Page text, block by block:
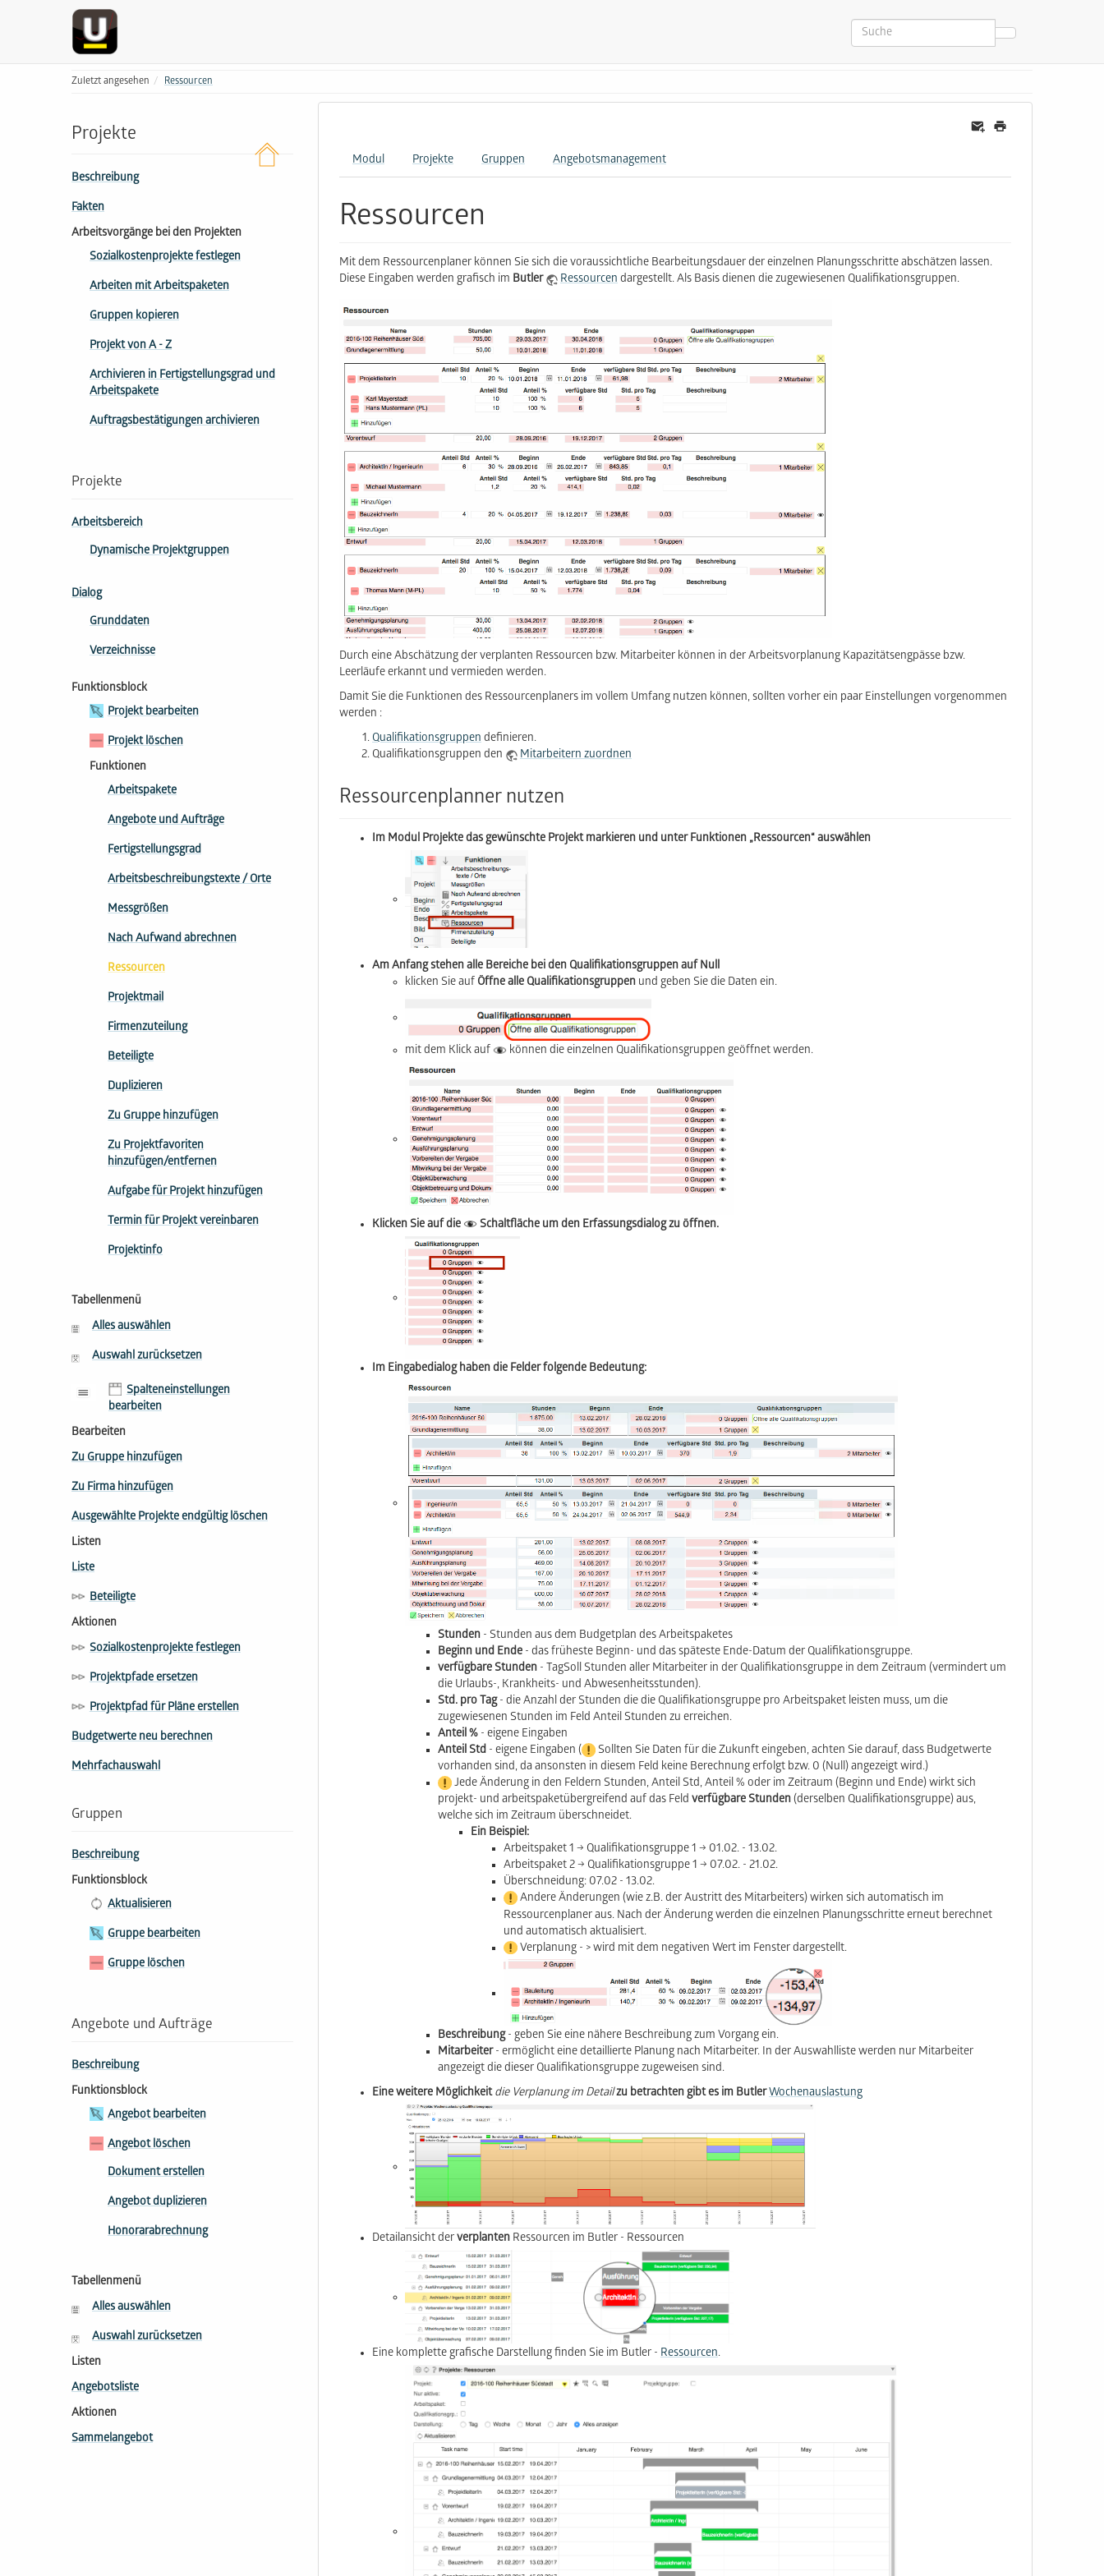
Zuletzt angesehen Ressourcen
Projekte
Beschreibung
Fakten
Arbeitsvorgänge bei den Projekten
Sozialkostenprojekte festlegen
Arbeiten mit Arbeitspaketen
Gruppen kopieren
Projekt von A - Z
Archivieren in Fertigstellungsgrad und
Arbeitspakete
Auftragsbestätigungen archivieren
Projekte
Arbeitsbereich
Dynamische Projektgruppen
Dialog
Grunddaten
Verzeichnisse
Funktionsblock
Projekt bearbeiten
Projekt löschen
Funktionen
Arbeitspakete
Angebote und Aufträge
Fertigstellungsgrad
Arbeitsbeschreibungs​texte / Orte
Messgrößen
Nach Aufwand abrechnen
Ressourcen
Projektmail
Firmenzuteilung
Beteiligte
Duplizieren
Zu Gruppe hinzufügen
Zu Projektfavoriten
hinzufügen/entfernen
Aufgabe für Projekt hinzufügen
Termin für Projekt vereinbaren
Projektinfo
Tabellenmenü
Alles auswählen
Auswahl zurücksetzen
Spalteneinstellungen
bearbeiten
Bearbeiten
Zu Gruppe hinzufügen
Zu Firma hinzufügen
Ausgewählte Projekte endgültig löschen
Listen
Liste
Beteiligte
Aktionen
Sozialkostenprojekte festlegen
Projektpfade ersetzen
Projektpfad für Pläne erstellen
Budgetwerte neu berechnen
Mehrfachauswahl
Gruppen
Beschreibung
Funktionsblock
Aktualisieren
Gruppe bearbeiten
Gruppe löschen
Angebote und Aufträge
Beschreibung
Funktionsblock
Angebot bearbeiten
Angebot löschen
Dokument erstellen
Angebot duplizieren
Honorarabrechnung
Tabellenmenü
Alles auswählen
Auswahl zurücksetzen
Listen
Angebotsliste
Aktionen
Sammelangebot
Modul Projekte Gruppen Angebotsmanagement
Ressourcen
Mit dem Ressourcenplaner können Sie sich die voraussichtliche Bearbeitungsdauer der einzelnen Planungsschritte abschätzen lassen.
Diese Eingaben werden grafisch im Butler Ressourcendargestellt. Als Basis dienen die zugewiesenen Qualifikationsgruppen.
Durch eine Abschätzung der verplanten Ressourcen bzw. Mitarbeiter können in der Arbeitsvorplanung Kapazitätsengpässe bzw.
Leerläufe erkannt und vermieden werden.
Damit Sie die Funktionen des Ressourcenplaners im vollem Umfang nutzen können, sollten vorher ein paar Einstellungen vorgenommen
werden :
Qualifikationsgruppendefinieren.
Qualifikationsgruppen den
Mitarbeitern zuordnen
Ressourcenplanner nutzen
Im Modul Projekte das gewünschte Projekt markieren und unter Funktionen „Ressourcen“ auswählen
Am Anfang stehen alle Bereiche bei den Qualifikationsgruppen auf Null
klicken Sie auf Öffne alle Qualifikationsgruppen und geben Sie die Daten ein.
mit dem Klick auf können die einzelnen Qualifikationsgruppen geöffnet werden.
Klicken Sie auf die Schaltfläche um den Erfassungsdialog zu öffnen.
Im Eingabedialog haben die Felder folgende Bedeutung:
Stunden - Stunden aus dem Budgetplan des Arbeitspaketes
Beginn und Ende - das früheste Beginn- und das späteste Ende-Datum der Qualifikationsgruppe.
verfügbare Stunden - TagSoll Stunden aller Mitarbeiter in der Qualifikationsgruppe in dem Zeitraum (vermindert um
die Urlaubs-, Krankheits- und Abwesenheitsstunden).
Std. pro Tag- die Anzahl der Stunden die die Qualifikationsgruppe pro Arbeitspaket leisten muss, um die
zugewiesenen Stunden im Feld Anteil Stunden zu erreichen.
Anteil % - eigene Eingaben
Anteil Std - eigene Eingaben (
Sollten Sie Daten für die Zukunft eingeben, achten Sie darauf, dass Budgetwerte
vorhanden sind, da ansonsten in diesem Feld keine Berechnung erfolgt bzw. 0 (Null) angezeigt wird.)
Jede Änderung in den Feldern Stunden, Anteil Std, Anteil % oder im Zeitraum (Beginn und Ende) wirkt sich
projekt- und arbeitspaketübergreifend auf das Feld verfügbare Stunden(derselben Qualifikationsgruppe) aus,
welche sich im Zeitraum überschneidet.
Ein Beispiel:
Arbeitspaket 1 → Qualifikationsgruppe 1 → 01.02. - 13.02.
Arbeitspaket 2 → Qualifikationsgruppe 1 → 07.02. - 21.02.
Überschneidung: 07.02 - 13.02.
Andere Änderungen (wie z.B. der Austritt des Mitarbeiters) wirken sich automatisch im
Ressourcenplaner aus. Nach der Änderung werden die einzelnen Planungsschritte erneut berechnet
und automatisch aktualisiert.
Verplanung - > wird mit dem negativen Wert im Fenster dargestellt.
Beschreibung- geben Sie eine nähere Beschreibung zum Vorgang ein.
Mitarbeiter- ermöglicht eine detaillierte Planung nach Mitarbeiter. In der Auswahlliste werden nur Mitarbeiter
angezeigt die dieser Qualifikationsgruppe zugeweisen sind.
Eine weitere Möglichkeit die Verplanung im Detailzu betrachten gibt es im ButlerWochenauslastung
Detailansicht derverplanten Ressourcen im Butler - Ressourcen
Eine komplette grafische Darstellung finden Sie im Butler - Ressourcen.